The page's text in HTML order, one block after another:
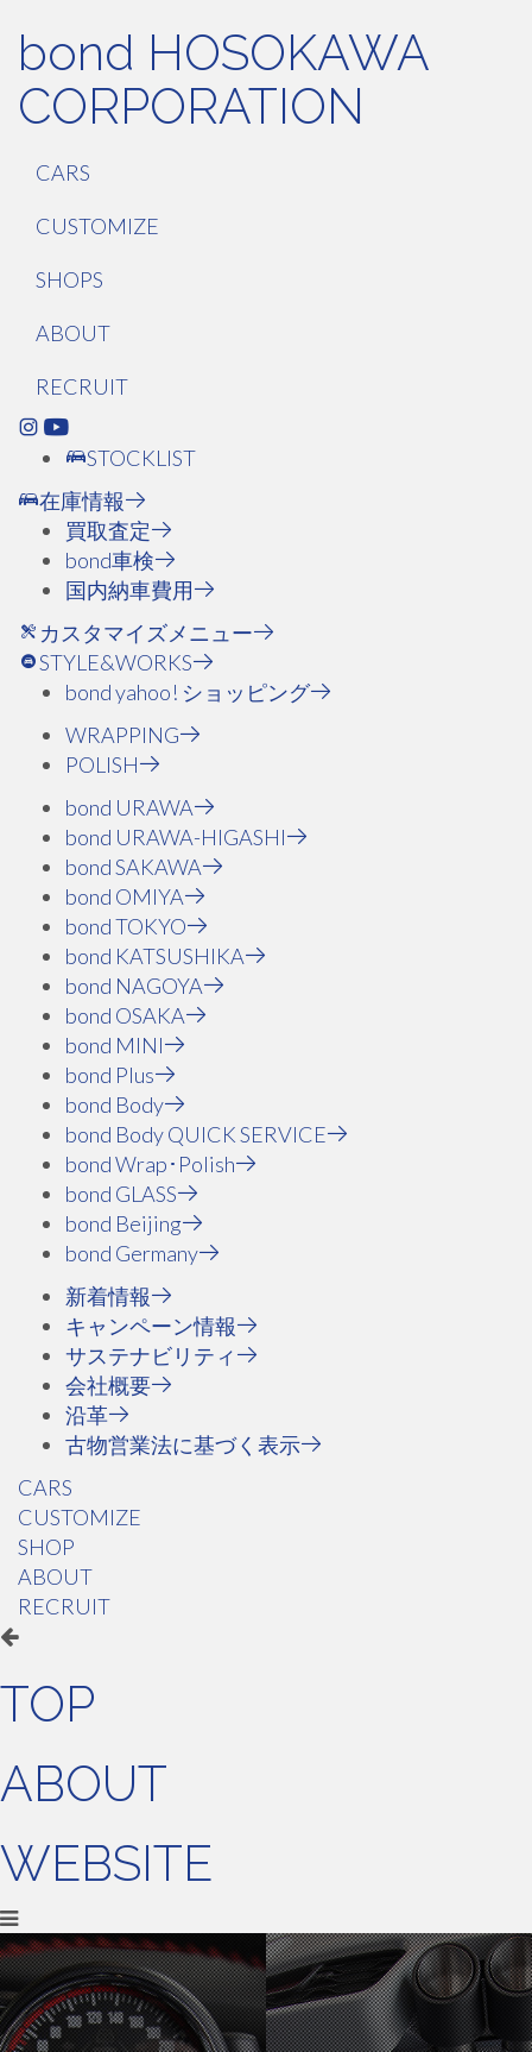
bond HOSOKAWA
CORPORATION
CARS
CUSTOMIZE
SHOPS
ABOUT
RECRUIT
STOCKLIST
在庫情報
買取査定
bond車検
国内納車費用
カスタマイズメニュー
STYLE&WORKS
bond yahoo! ショッピング
WRAPPING
POLISH
bond URAWA
bond URAWA-HIGASHI
bond SAKAWA
bond OMIYA
bond TOKYO
bond KATSUSHIKA
bond NAGOYA
bond OSAKA
bond MINI
bond Plus
bond Body
bond Body QUICK SERVICE
bond Wrap･Polish
bond GLASS
bond Beijing
bond Germany
新着情報
キャンペーン情報
サステナビリティ
会社概要
沿革
古物営業法に基づく表示
CARS
CUSTOMIZE
SHOP
ABOUT
RECRUIT
TOP
ABOUT
WEBSITE